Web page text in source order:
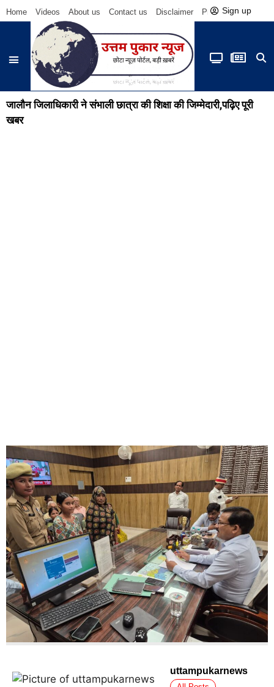
Home Videos About us Contact us Disclaimer Privacy Policy
Sign up
जालौन जिलाधिकारी ने संभाली छात्रा की शिक्षा की जिम्मेदारी,पढ़िए पूरी
खबर
uttampukarnews